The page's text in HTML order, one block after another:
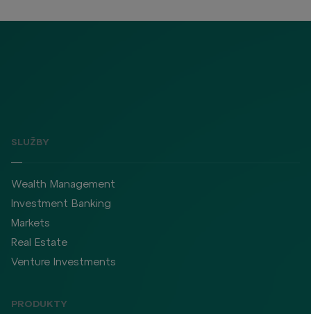
SLUŽBY
Wealth Management
Investment Banking
Markets
Real Estate
Venture Investments
PRODUKTY